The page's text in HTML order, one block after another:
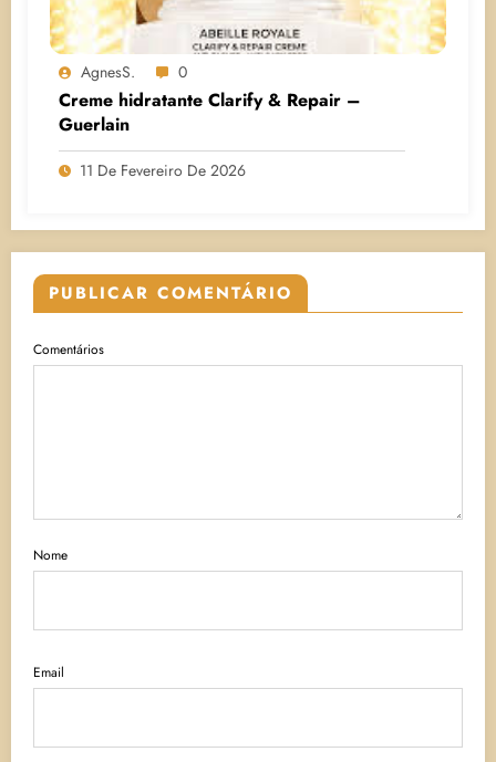
AgnesS. 0
Creme hidratante Clarify & Repair –
Guerlain
11 De Fevereiro De 2026
PUBLICAR COMENTÁRIO
Comentários
Nome
Email